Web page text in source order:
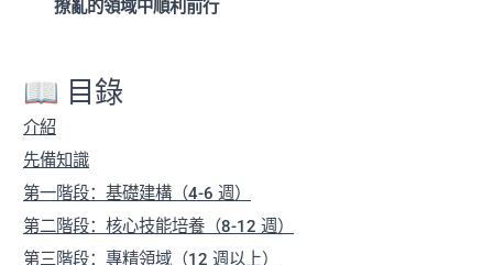
撩亂的領域中順利前行
📖 目錄
介紹
先備知識
第一階段：基礎建構（4-6 週）
第二階段：核心技能培養（8-12 週）
第三階段：專精領域（12 週以上）